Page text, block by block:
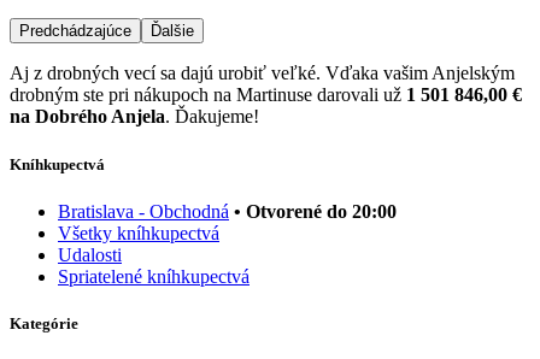
Predchádzajúce Ďalšie
Aj z drobných vecí sa dajú urobiť veľké. Vďaka vašim Anjelským
drobným ste pri nákupoch na Martinuse darovali už 1 501 846,00 €
na Dobrého Anjela. Ďakujeme!
Kníhkupectvá
Bratislava - Obchodná • Otvorené do 20:00
Všetky kníhkupectvá
Udalosti
Spriatelené kníhkupectvá
Kategórie